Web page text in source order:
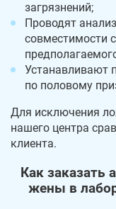
загрязнений;
Проводят
совместимости
Устанавливают
по половому
Для исключения
нашего центра
клиента.
Как
жены в